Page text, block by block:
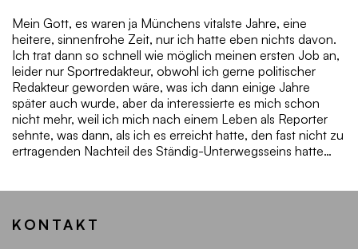
Mein Gott, es waren ja Münchens vitalste Jahre, eine
heitere, sinnenfrohe Zeit, nur ich hatte eben nichts davon.
Ich trat dann so schnell wie möglich meinen ersten Job an,
leider nur Sportredakteur, obwohl ich gerne politischer
Redakteur geworden wäre, was ich dann einige Jahre
später auch wurde, aber da interessierte es mich schon
nicht mehr, weil ich mich nach einem Leben als Reporter
sehnte, was dann, als ich es erreicht hatte, den fast nicht zu
ertragenden Nachteil des Ständig-Unterwegsseins hatte…
KONTAKT